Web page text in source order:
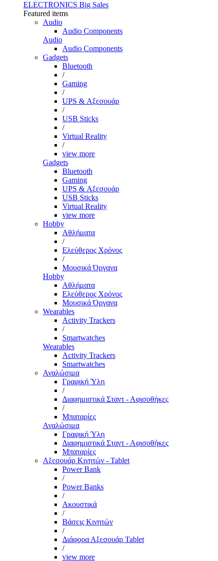
ELECTRONICS Big Sales
Featured items
Audio
Audio Components
Audio
Audio Components
Gadgets
Bluetooth
/
Gaming
/
UPS & Αξεσουάρ
/
USB Sticks
/
Virtual Reality
/
view more
Gadgets
Bluetooth
Gaming
UPS & Αξεσουάρ
USB Sticks
Virtual Reality
view more
Hobby
Αθλήματα
/
Ελεύθερος Χρόνος
/
Μουσικά Όργανα
Hobby
Αθλήματα
Ελεύθερος Χρόνος
Μουσικά Όργανα
Wearables
Activity Trackers
/
Smartwatches
Wearables
Activity Trackers
Smartwatches
Αναλώσιμα
Γραφική Ύλη
/
Διαφημιστικά Σταντ - Αφισοθήκες
/
Μπαταρίες
Αναλώσιμα
Γραφική Ύλη
Διαφημιστικά Σταντ - Αφισοθήκες
Μπαταρίες
Αξεσουάρ Κινητών - Tablet
Power Bank
/
Power Banks
/
Ακουστικά
/
Βάσεις Κινητών
/
Διάφορα Αξεσουάρ Tablet
/
view more